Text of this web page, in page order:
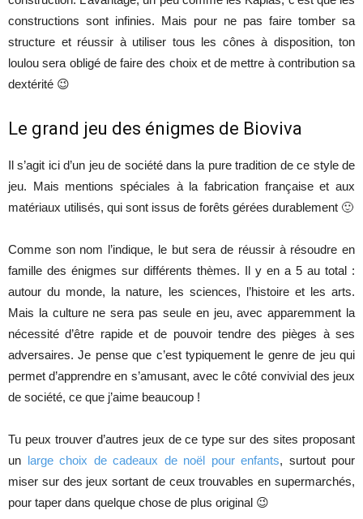
constructions sont infinies. Mais pour ne pas faire tomber sa
structure et réussir à utiliser tous les cônes à disposition, ton
loulou sera obligé de faire des choix et de mettre à contribution sa
dextérité 😉
Le grand jeu des énigmes de Bioviva
Il s’agit ici d’un jeu de société dans la pure tradition de ce style de
jeu. Mais mentions spéciales à la fabrication française et aux
matériaux utilisés, qui sont issus de forêts gérées durablement 🙂
Comme son nom l’indique, le but sera de réussir à résoudre en
famille des énigmes sur différents thèmes. Il y en a 5 au total :
autour du monde, la nature, les sciences, l’histoire et les arts.
Mais la culture ne sera pas seule en jeu, avec apparemment la
nécessité d’être rapide et de pouvoir tendre des pièges à ses
adversaires. Je pense que c’est typiquement le genre de jeu qui
permet d’apprendre en s’amusant, avec le côté convivial des jeux
de société, ce que j’aime beaucoup !
Tu peux trouver d’autres jeux de ce type sur des sites proposant
un large choix de cadeaux de noël pour enfants, surtout pour
miser sur des jeux sortant de ceux trouvables en supermarchés,
pour taper dans quelque chose de plus original 😉